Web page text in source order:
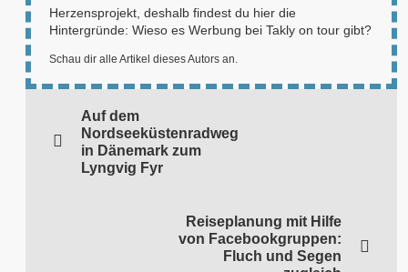
Herzensprojekt, deshalb findest du hier die
Hintergründe: Wieso es Werbung bei Takly on tour gibt?
Schau dir alle Artikel dieses Autors an.
Auf dem
Nordseeküstenradweg
in Dänemark zum
Lyngvig Fyr
Reiseplanung mit Hilfe
von Facebookgruppen:
Fluch und Segen